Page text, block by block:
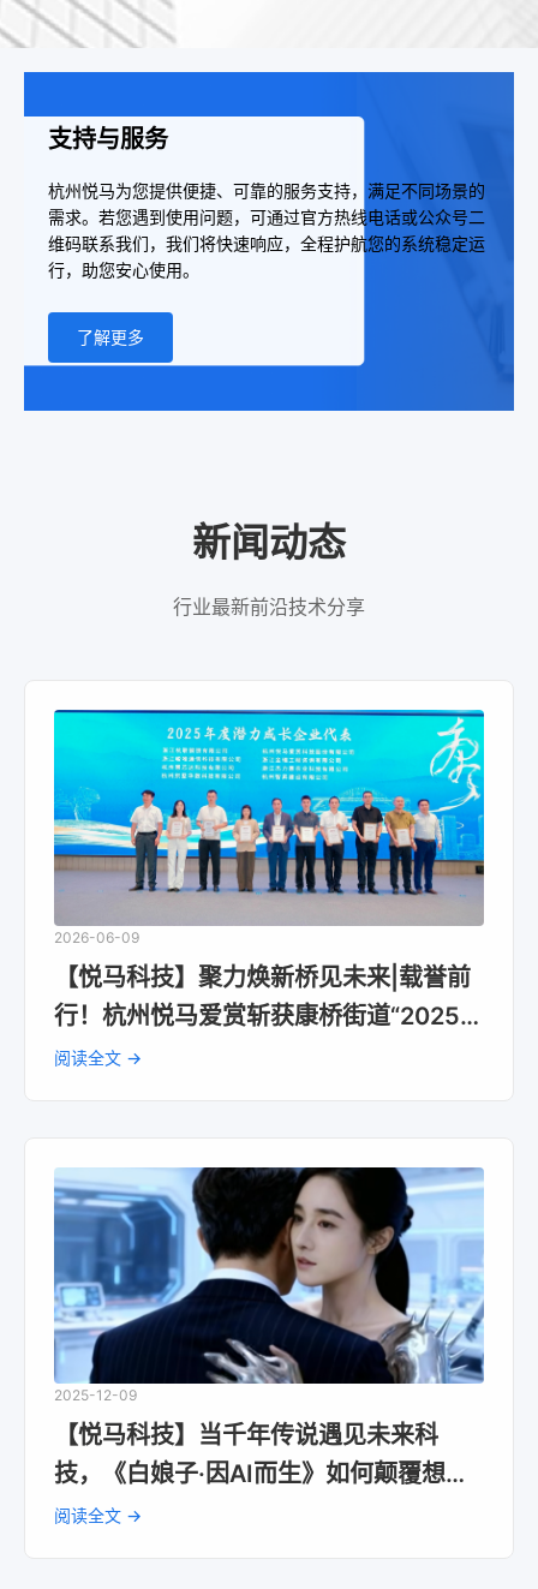
支持与服务
杭州悦马为您提供便捷、可靠的服务支持，满足不同场景的
需求。若您遇到使用问题，可通过官方热线电话或公众号二
维码联系我们，我们将快速响应，全程护航您的系统稳定运
行，助您安心使用。
了解更多
新闻动态
行业最新前沿技术分享
2026-06-09
【悦马科技】聚力焕新桥见未来|载誉前
行！杭州悦马爱赏斩获康桥街道“2025年
度潜力成长企业”荣誉
阅读全文 →
2025-12-09
【悦马科技】当千年传说遇见未来科
技，《白娘子·因AI而生》如何颠覆想
象？
阅读全文 →